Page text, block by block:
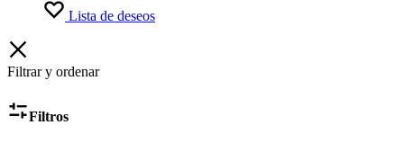
Lista de deseos
Filtrar y ordenar
Filtros